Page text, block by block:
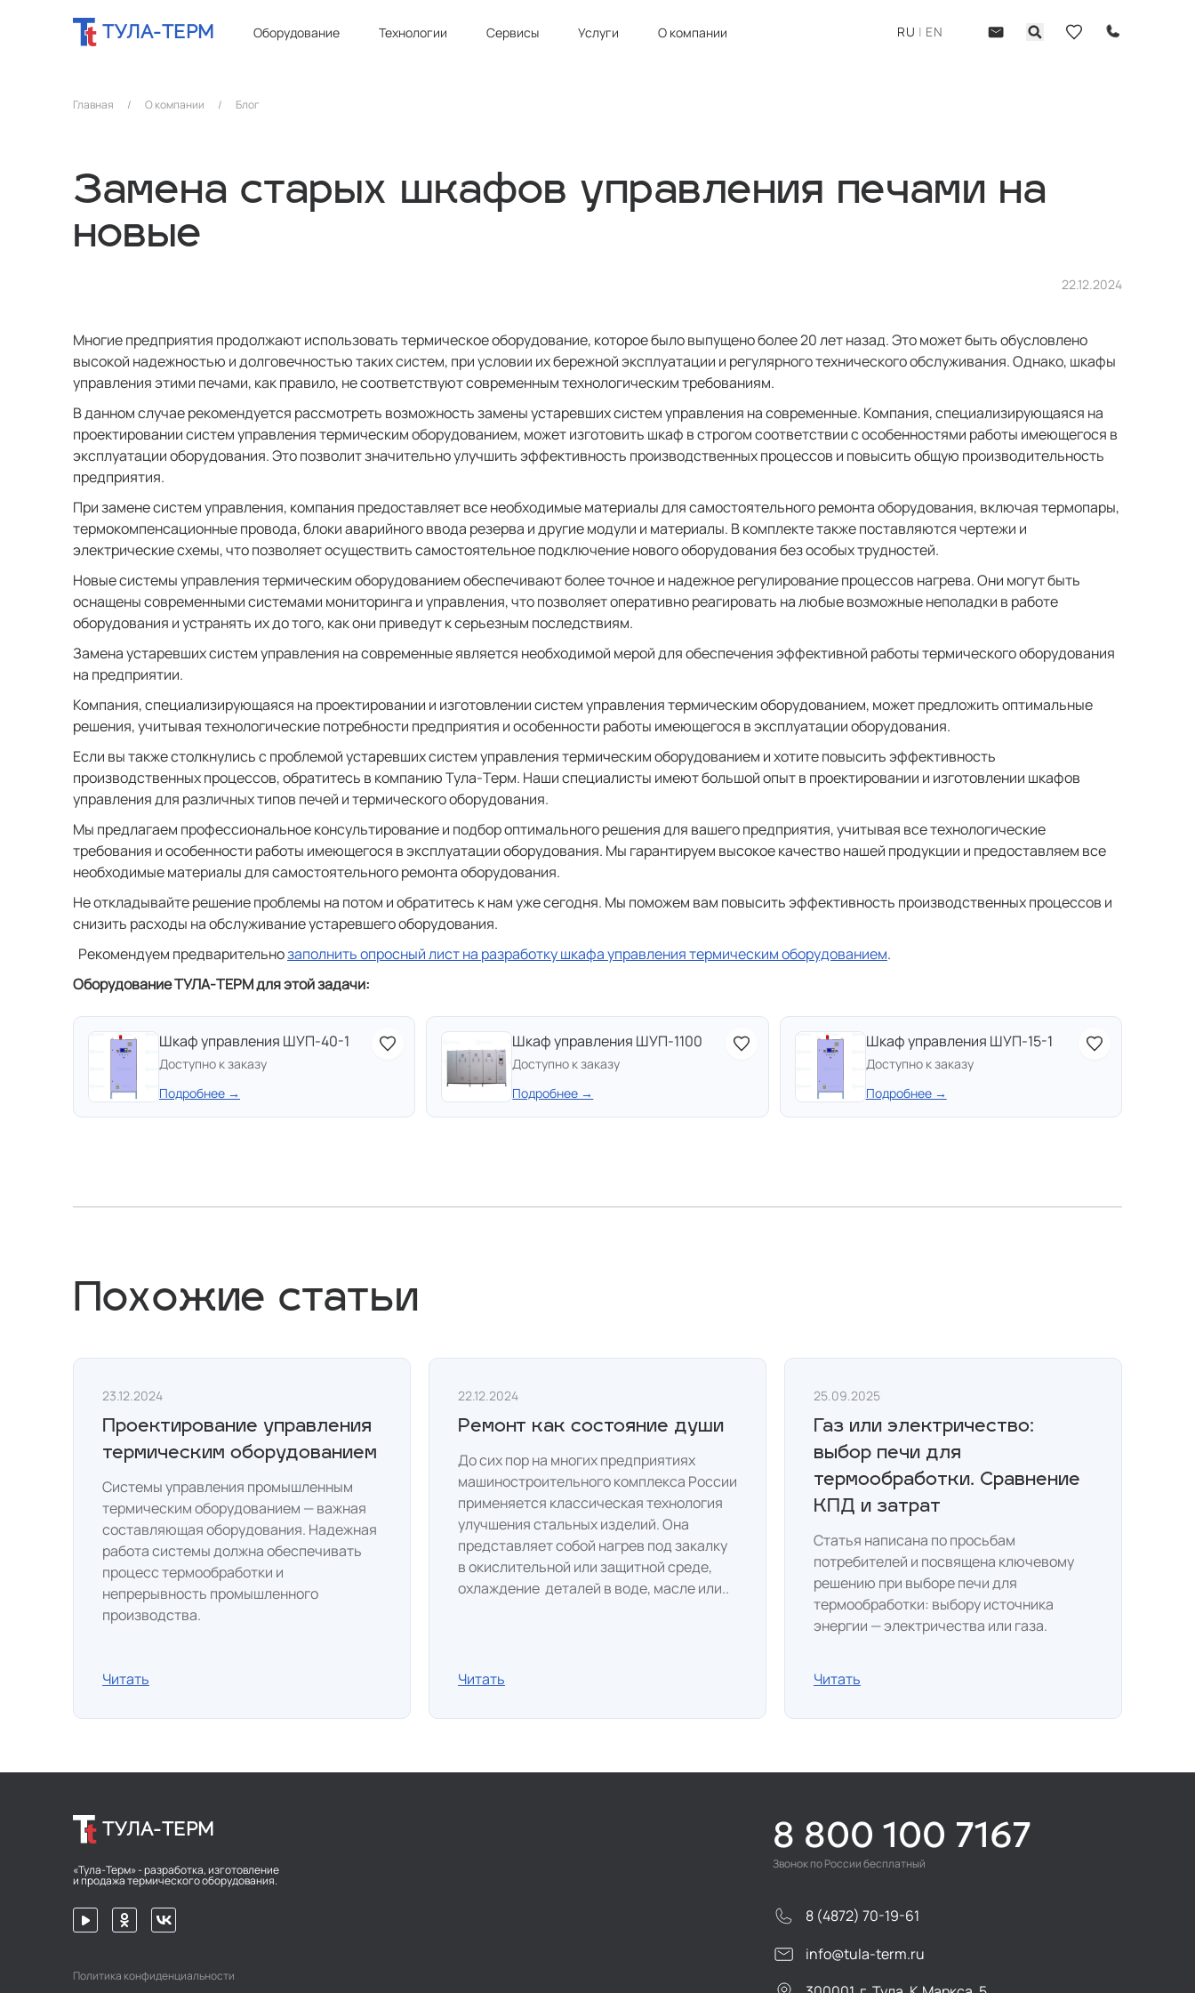
ТУЛА-ТЕРМ Оборудование Технологии Сервисы Услуги О компании RU | EN
Главная / О компании / Блог
Замена старых шкафов управления печами на
новые
22.12.2024
Многие предприятия продолжают использовать термическое оборудование, которое было выпущено более 20 лет назад. Это может быть обусловлено
высокой надежностью и долговечностью таких систем, при условии их бережной эксплуатации и регулярного технического обслуживания. Однако, шкафы
управления этими печами, как правило, не соответствуют современным технологическим требованиям.
В данном случае рекомендуется рассмотреть возможность замены устаревших систем управления на современные. Компания, специализирующаяся на
проектировании систем управления термическим оборудованием, может изготовить шкаф в строгом соответствии с особенностями работы имеющегося в
эксплуатации оборудования. Это позволит значительно улучшить эффективность производственных процессов и повысить общую производительность
предприятия.
При замене систем управления, компания предоставляет все необходимые материалы для самостоятельного ремонта оборудования, включая термопары,
термокомпенсационные провода, блоки аварийного ввода резерва и другие модули и материалы. В комплекте также поставляются чертежи и
электрические схемы, что позволяет осуществить самостоятельное подключение нового оборудования без особых трудностей.
Новые системы управления термическим оборудованием обеспечивают более точное и надежное регулирование процессов нагрева. Они могут быть
оснащены современными системами мониторинга и управления, что позволяет оперативно реагировать на любые возможные неполадки в работе
оборудования и устранять их до того, как они приведут к серьезным последствиям.
Замена устаревших систем управления на современные является необходимой мерой для обеспечения эффективной работы термического оборудования
на предприятии.
Компания, специализирующаяся на проектировании и изготовлении систем управления термическим оборудованием, может предложить оптимальные
решения, учитывая технологические потребности предприятия и особенности работы имеющегося в эксплуатации оборудования.
Если вы также столкнулись с проблемой устаревших систем управления термическим оборудованием и хотите повысить эффективность
производственных процессов, обратитесь в компанию Тула-Терм. Наши специалисты имеют большой опыт в проектировании и изготовлении шкафов
управления для различных типов печей и термического оборудования.
Мы предлагаем профессиональное консультирование и подбор оптимального решения для вашего предприятия, учитывая все технологические
требования и особенности работы имеющегося в эксплуатации оборудования. Мы гарантируем высокое качество нашей продукции и предоставляем все
необходимые материалы для самостоятельного ремонта оборудования.
Не откладывайте решение проблемы на потом и обратитесь к нам уже сегодня. Мы поможем вам повысить эффективность производственных процессов и
снизить расходы на обслуживание устаревшего оборудования.
Рекомендуем предварительнозаполнить опросный лист на разработку шкафа управления термическим оборудованием.
Оборудование ТУЛА-ТЕРМ для этой задачи:
Шкаф управления ШУП-40-1
Доступно к заказу
Подробнее →
Шкаф управления ШУП-1100
Доступно к заказу
Подробнее →
Шкаф управления ШУП-15-1
Доступно к заказу
Подробнее →
Похожие статьи
23.12.2024
Проектирование управления
термическим оборудованием
Системы управления промышленным
термическим оборудованием — важная
составляющая оборудования. Надежная
работа системы должна обеспечивать
процесс термообработки и
непрерывность промышленного
производства.
Читать
22.12.2024
Ремонт как состояние души
До сих пор на многих предприятиях
машиностроительного комплекса России
применяется классическая технология
улучшения стальных изделий. Она
представляет собой нагрев под закалку
в окислительной или защитной среде,
охлаждение деталей в воде, масле или..
Читать
25.09.2025
Газ или электричество:
выбор печи для
термообработки. Сравнение
КПД и затрат
Статья написана по просьбам
потребителей и посвящена ключевому
решению при выборе печи для
термообработки: выбору источника
энергии — электричества или газа.
Читать
ТУЛА-ТЕРМ
«Тула-Терм» - разработка, изготовление
и продажа термического оборудования.
Политика конфиденциальности
8 800 100 7167
Звонок по России бесплатный
8 (4872) 70-19-61
info@tula-term.ru